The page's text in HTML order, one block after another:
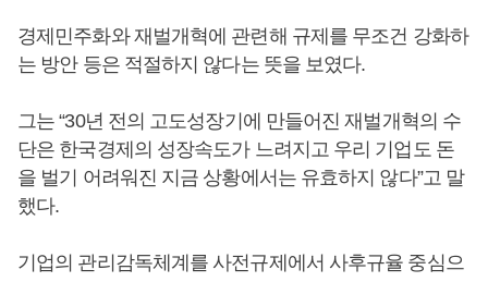
경제민주화와 재벌개혁에 관련해 규제를 무조건 강화하
는 방안 등은 적절하지 않다는 뜻을 보였다.
그는 “30년 전의 고도성장기에 만들어진 재벌개혁의 수
단은 한국경제의 성장속도가 느려지고 우리 기업도 돈
을 벌기 어려워진 지금 상황에서는 유효하지 않다”고 말
했다.
기업의 관리감독체계를 사전규제에서 사후규율 중심으